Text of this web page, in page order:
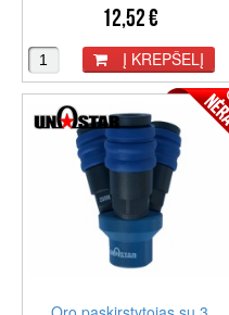
12,52 €
Į KREPŠELĮ